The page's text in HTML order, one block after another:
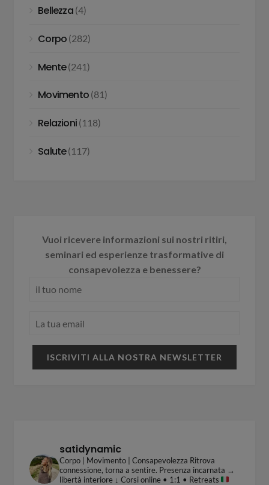
Bellezza(4)
Corpo (282)
Mente(241)
Movimento(81)
Relazioni(118)
Salute(117)
Vuoi ricevere informazioni sui nostri ritiri,
seminari ed esperienze trasformative di
consapevolezza e benessere?
satidynamic
Corpo | Movimento | Consapevolezza Ritrova
connessione, torna a sentire. Presenza incarnata →
libertà interiore↓ Corsi online • 1:1 • Retreats